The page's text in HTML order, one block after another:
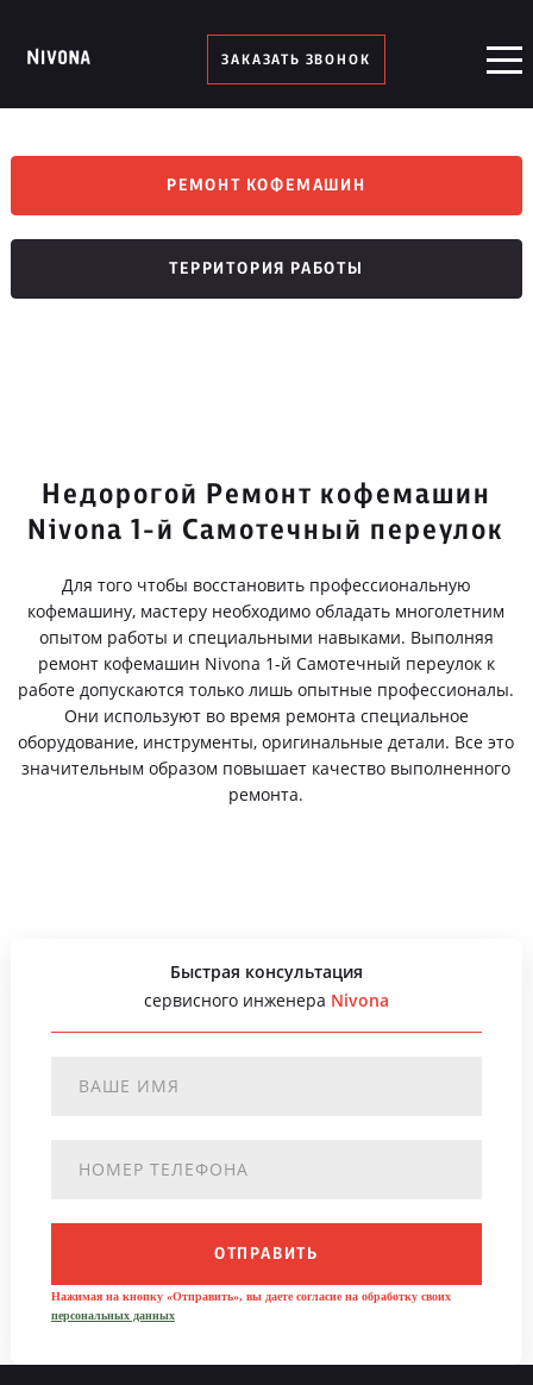
ЗАКАЗАТЬ ЗВОНОК
РЕМОНТ КОФЕМАШИН
ТЕРРИТОРИЯ РАБОТЫ
Недорогой Ремонт кофемашин
Nivona 1-й Самотечный переулок
Для того чтобы восстановить профессиональную
кофемашину, мастеру необходимо обладать многолетним
опытом работы и специальными навыками. Выполняя
ремонт кофемашин Nivona 1-й Самотечный переулок к
работе допускаются только лишь опытные профессионалы.
Они используют во время ремонта специальное
оборудование, инструменты, оригинальные детали. Все это
значительным образом повышает качество выполненного
ремонта.
Быстрая консультация
сервисного инженера Nivona
ОТПРАВИТЬ
Нажимая на кнопку «Отправить», вы даете согласие на обработку своих
персональных данных